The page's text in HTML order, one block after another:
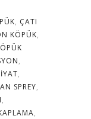
, ÇATI
KÖPÜK,
,
,
SPREY,
,
,